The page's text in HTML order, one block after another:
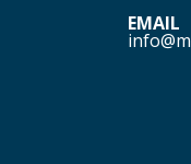
EMAIL